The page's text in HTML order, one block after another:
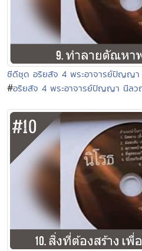
ซีดีชุด อริยสัจ 4 พระอาจารย์ปัญญ
#อริยสัจ 4 พระอาจารย์ปัญญา นีล